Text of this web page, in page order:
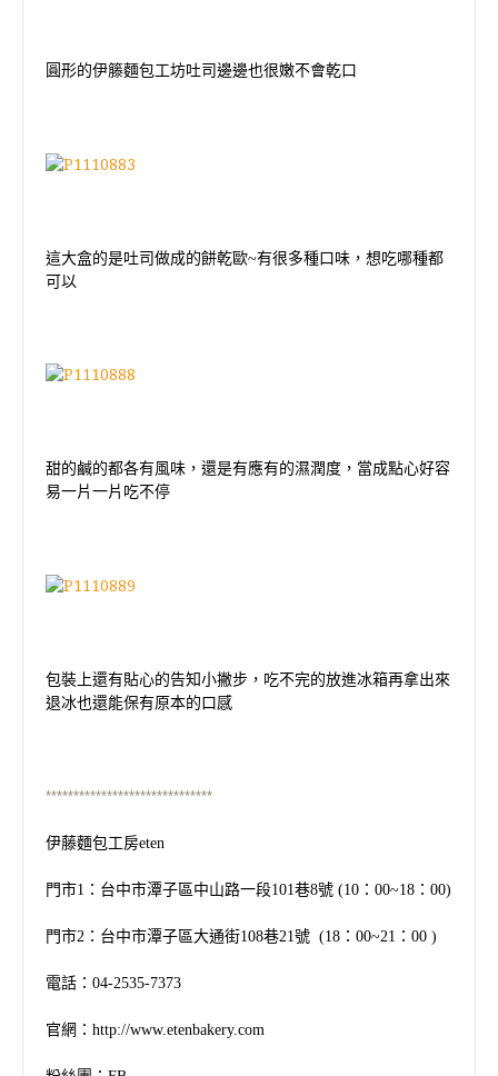
圓形的伊籐麵包工坊吐司邊邊也很嫩不會乾口
這大盒的是吐司做成的餅乾歐~有很多種口味，想吃哪種都
可以
甜的鹹的都各有風味，還是有應有的濕潤度，當成點心好容
易一片一片吃不停
包裝上還有貼心的告知小撇步，吃不完的放進冰箱再拿出來
退冰也還能保有原本的口感
******************************
伊藤麵包工房eten
門市1 ：台中市潭子區中山路一段101巷8號 (10 ： 00~18 ： 00)
門市2 ：台中市潭子區大通街108巷21號 (18 ： 00~21 ： 00 )
電話： 04-2535-7373
官網： http://www.etenbakery.com